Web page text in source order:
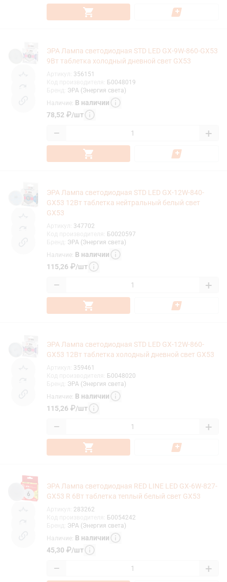
ЭРА Лампа светодиодная STD LED GX-9W-860-GX53
9Вт таблетка холодный дневной свет GX53
356151
Б0048019
ЭРА (Энергия света)
Наличие: В наличии
78,52 ₽/шт
− +
ЭРА Лампа светодиодная STD LED GX-12W-840-
GX53 12Вт таблетка нейтральный белый свет
GX53
347702
Б0020597
ЭРА (Энергия света)
Наличие: В наличии
115,26 ₽/шт
− +
ЭРА Лампа светодиодная STD LED GX-12W-860-
GX53 12Вт таблетка холодный дневной свет GX53
359461
Б0048020
ЭРА (Энергия света)
Наличие: В наличии
115,26 ₽/шт
− +
ЭРА Лампа светодиодная RED LINE LED GX-6W-827-
GX53 R 6Вт таблетка теплый белый свет GX53
283262
Б0054242
ЭРА (Энергия света)
Наличие: В наличии
45,30 ₽/шт
− +